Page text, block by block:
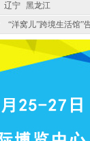
辽宁 黑龙江
“洋窝儿”跨境生活馆”